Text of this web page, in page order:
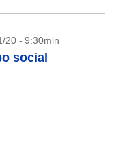
20 - 9:30min
social